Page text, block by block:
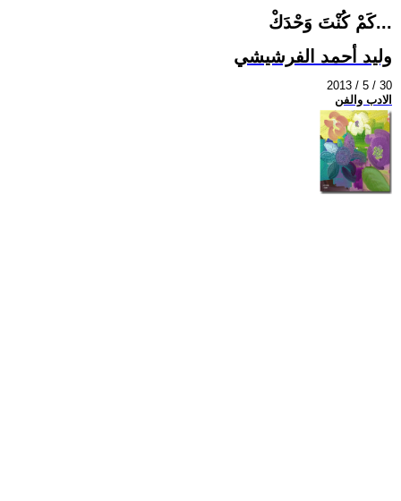
كَمْ كُنْتَ وَحْدَكْ...
وليد أحمد الفرشيشي
2013 / 5 / 30
الادب والفن